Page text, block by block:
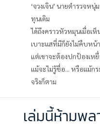
‘จวงเจิน’ นายตำรวจห
ทุนเดิม
ได้ถึงคราวหัวหมุนเมื่อเ
เบาะแสที่มีก็ยังไม่คืบหน้า
แต่เขาจะต้องปกป้องเห
แม้จะไม่รู้ชื่อ... หรือแม้ก
จริงก็ตาม
เล่มนี้ห้ามพล